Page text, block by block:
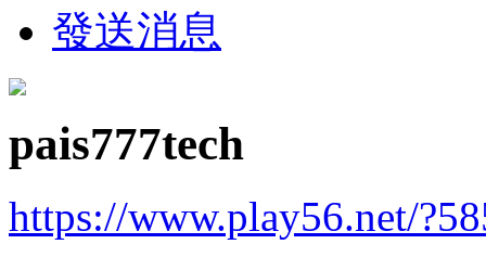
發送消息
pais777tech
https://www.play56.net/